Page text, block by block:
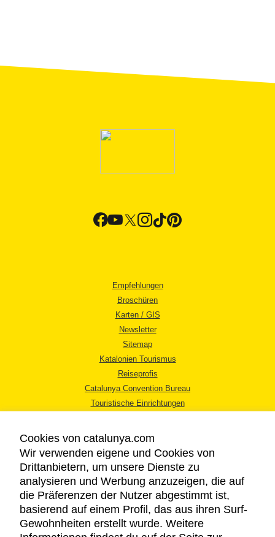
Empfehlungen
Broschüren
Karten / GIS
Newsletter
Sitemap
Katalonien Tourismus
Reiseprofis
Catalunya Convention Bureau
Touristische Einrichtungen
RECHTLICHER HINWEIS
DATENSCHUTZICHTLINIE
COOKIES
Cookies von catalunya.com
Wir verwenden eigene und Cookies von
Drittanbietern, um unsere Dienste zu
analysieren und Werbung anzuzeigen, die auf
die Präferenzen der Nutzer abgestimmt ist,
basierend auf einem Profil, das aus ihren Surf-
Gewohnheiten erstellt wurde. Weitere